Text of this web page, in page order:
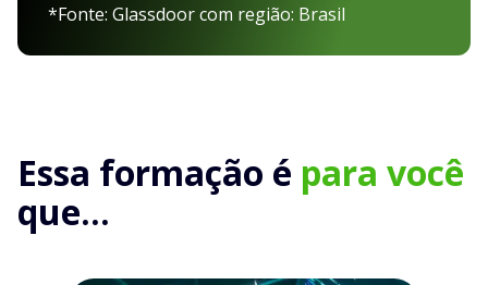
*Fonte: Glassdoor com região: Brasil
Essa formação é para você
que...